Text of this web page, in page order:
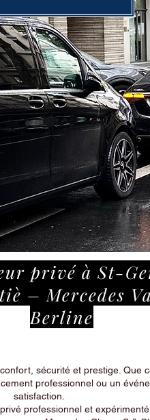
privé à St-
– Mercedes
Berline
sécurité et prestige. Que
professionnel ou un
satisfaction.
professionnel et expérimenté